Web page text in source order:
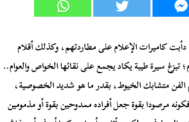
كاميرات الإعلام على مطاردتهم، وكذلك أقلام
تبزغ سيرة طيبة يكاد يجمع على نقائها الخواص والعوام..
الفن متشابك الخيوط، بقدر ما هو شديد الخصوصية،
مرصودا بقوة جعل أفراده ممدوحين بقوة أو مذمومين